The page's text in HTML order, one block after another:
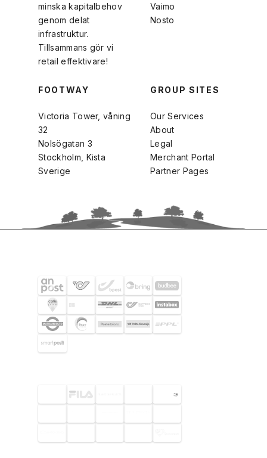
minska kapitalbehov
genom delat
infrastruktur.
Tillsammans gör vi
retail effektivare!
Vaimo
Nosto
FOOTWAY
Victoria Tower, våning
32
Nolsögatan 3
Stockholm, Kista
Sverige
GROUP SITES
Our Services
About
Legal
Merchant Portal
Partner Pages